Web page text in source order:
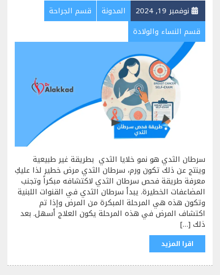
نوفمبر 19, 2024 المدونة
قسم الجراحة
قسم النساء والولادة
سرطان الثدي هو نمو خلايا الثدي بطريقة غير طبيعية
وينتج عن ذلك تكون ورم، سرطان الثدي مرض خطير لذا عليكِ
معرفة طريقة فحص سرطان الثدي لاكتشافه مبكراً وتجنب
المضاعفات الخطيرة. يبدأ سرطان الثدي في القنوات اللبنية
وتكون هذه هي المرحلة المبكرة من المرض وإذا تم
اكتشاف المرض في هذه المرحلة يكون العلاج أسهل. بعد
ذلك […]
اقرا المزيد